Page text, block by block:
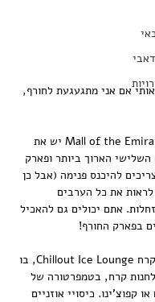
אם אני מתגעגעת לחורף,
למה? כי בקניון Mall of the Emirates יש את
הארוך ביותר ופארק
להיכנס פנימה (אבל כן
את כל הערבים
אתם יכולים גם להאכיל
בפארק החורף!
וגם בדובאי יש בר קרח Chillout Ice Lounge, בו
קרח, בטמפרטורה של
קפוצ'ינו. כיסויי אוזניים